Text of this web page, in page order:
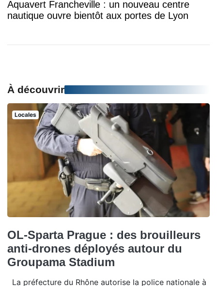
Aquavert Francheville : un nouveau centre
nautique ouvre bientôt aux portes de Lyon
À découvrir
Locales
OL-Sparta Prague : des brouilleurs
anti-drones déployés autour du
Groupama Stadium
La préfecture du Rhône autorise la police nationale à